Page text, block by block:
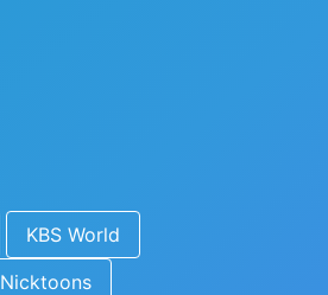
KBS World
Nicktoons